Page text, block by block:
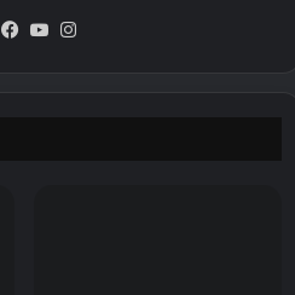
WebsiteFacebook
YouTube